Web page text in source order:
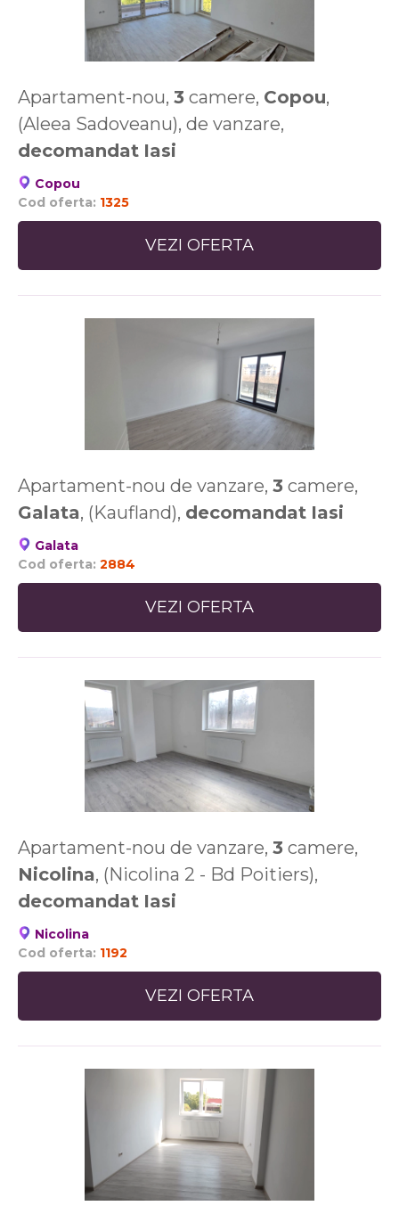
Apartament-nou, 3 camere, Copou,
(Aleea Sadoveanu), de vanzare,
decomandat Iasi
Copou
Cod oferta: 1325
VEZI OFERTA
Apartament-nou de vanzare, 3 camere,
Galata, (Kaufland), decomandat Iasi
Galata
Cod oferta: 2884
VEZI OFERTA
Apartament-nou de vanzare, 3 camere,
Nicolina, (Nicolina 2 - Bd Poitiers),
decomandat Iasi
Nicolina
Cod oferta: 1192
VEZI OFERTA